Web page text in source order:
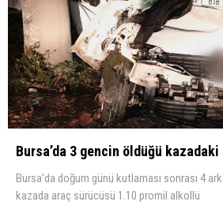
Bursa’da 3 gencin öldüğü
Bursa’da doğum günü kutlaması sonrası 4
kazada araç sürücüsü 1.10 promil alkollü